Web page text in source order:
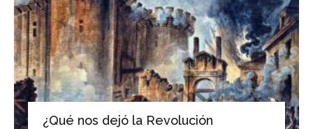
¿Qué nos dejó la Revolución